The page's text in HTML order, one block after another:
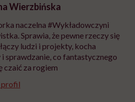
Wierzbińska
naczelna #Wykładowczyni
Sprawia, że pewne rzeczy się
ludzi i projekty, kocha
sprawdzanie, co fantastycznego
czaić za rogiem
profil